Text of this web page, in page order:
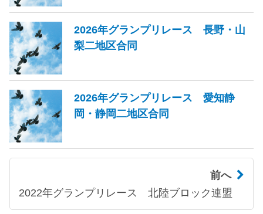
2026年グランプリレース 長野・山
梨二地区合同
2026年グランプリレース 愛知静
岡・静岡二地区合同
前へ
2022年グランプリレース 北陸ブロック連盟